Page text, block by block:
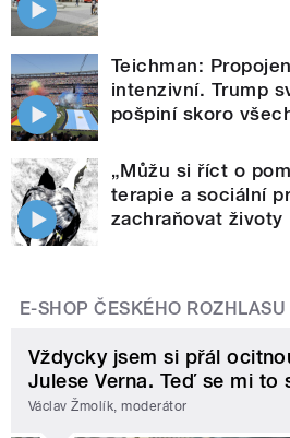
Teichman:
intenzivní. Trump
pošpiní skoro
„Můžu si říct o
terapie a sociální
zachraňovat životy
E-SHOP ČESKÉHO ROZHLASU
Vždycky jsem si přál
Julese Verna. Teď se mi to
Václav Žmolík, moderátor